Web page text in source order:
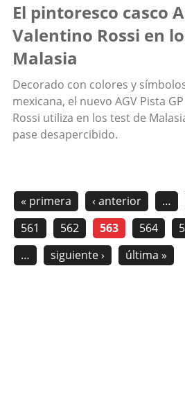
El pintoresco casco
Valentino Rossi en
Malasia
Decorado con colores y
mexicana, el nuevo AGV Pista
Rossi utiliza en los test de
pase desapercibido.
« primera ‹ anterior …
561
562 563 564
…
siguiente › última »